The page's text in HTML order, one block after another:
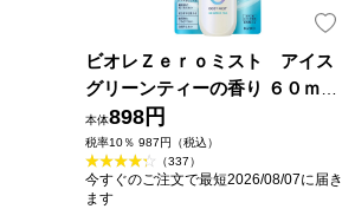
ビオレＺｅｒｏミスト アイス
グリーンティーの香り ６０ｍＬ
花王
本体898円
税率10％ 987円（税込）
（337）
今すぐのご注文で最短2026/08/07に届き
ます